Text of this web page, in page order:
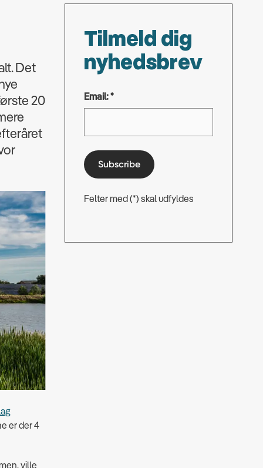
Det
20
er der 4
ville
Tilmeld dig
nyhedsbrev
Email: *
Subscribe
Felter med (*) skal udfyldes